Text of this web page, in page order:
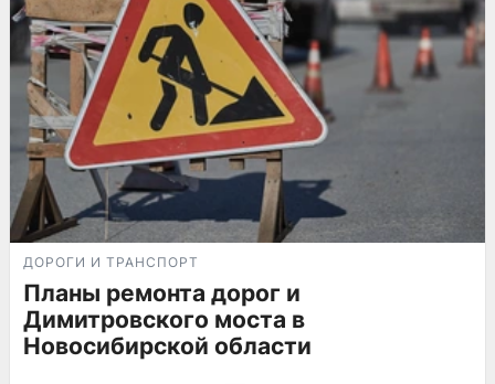
ДОРОГИ И ТРАНСПОРТ
Планы ремонта дорог и
Димитровского моста в
Новосибирской области